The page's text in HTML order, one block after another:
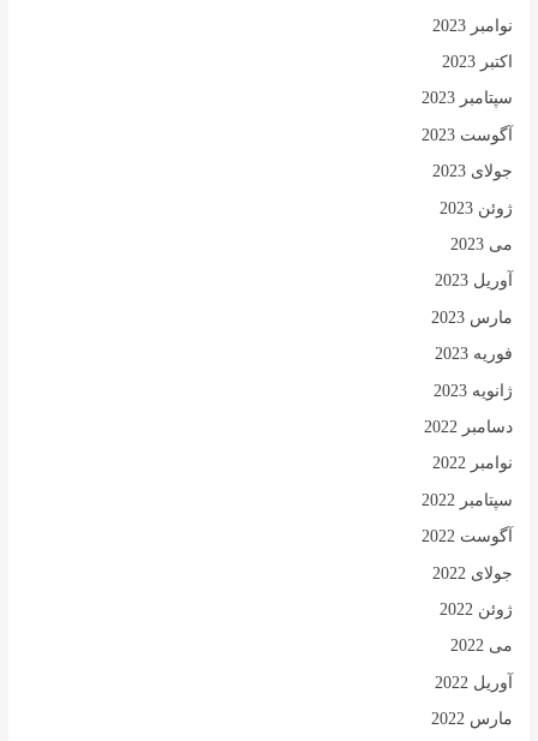
نوامبر 2023
اکتبر 2023
سپتامبر 2023
آگوست 2023
جولای 2023
ژوئن 2023
می 2023
آوریل 2023
مارس 2023
فوریه 2023
ژانویه 2023
دسامبر 2022
نوامبر 2022
سپتامبر 2022
آگوست 2022
جولای 2022
ژوئن 2022
می 2022
آوریل 2022
مارس 2022